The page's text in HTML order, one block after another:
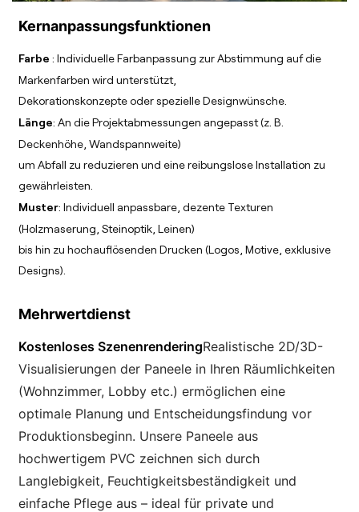
Kernanpassungsfunktionen
Farbe: Individuelle Farbanpassung zur Abstimmung auf die
Markenfarben wird unterstützt,
Dekorationskonzepte oder spezielle Designwünsche.
Länge: An die Projektabmessungen angepasst (z. B.
Deckenhöhe, Wandspannweite)
um Abfall zu reduzieren und eine reibungslose Installation zu
gewährleisten.
Muster: Individuell anpassbare, dezente Texturen
(Holzmaserung, Steinoptik, Leinen)
bis hin zu hochauflösenden Drucken (Logos, Motive, exklusive
Designs).
Mehrwertdienst
Kostenloses SzenenrenderingRealistische 2D/3D-
Visualisierungen der Paneele in Ihren Räumlichkeiten
(Wohnzimmer, Lobby etc.) ermöglichen eine
optimale Planung und Entscheidungsfindung vor
Produktionsbeginn. Unsere Paneele aus
hochwertigem PVC zeichnen sich durch
Langlebigkeit, Feuchtigkeitsbeständigkeit und
einfache Pflege aus – ideal für private und